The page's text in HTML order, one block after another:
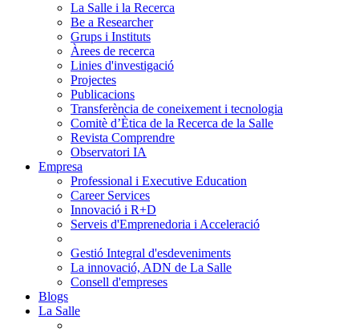
La Salle i la Recerca
Be a Researcher
Grups i Instituts
Àrees de recerca
Linies d'investigació
Projectes
Publicacions
Transferència de coneixement i tecnologia
Comitè d’Ètica de la Recerca de la Salle
Revista Comprendre
Observatori IA
Empresa
Professional i Executive Education
Career Services
Innovació i R+D
Serveis d'Emprenedoria i Acceleració
Gestió Integral d'esdeveniments
La innovació, ADN de La Salle
Consell d'empreses
Blogs
La Salle